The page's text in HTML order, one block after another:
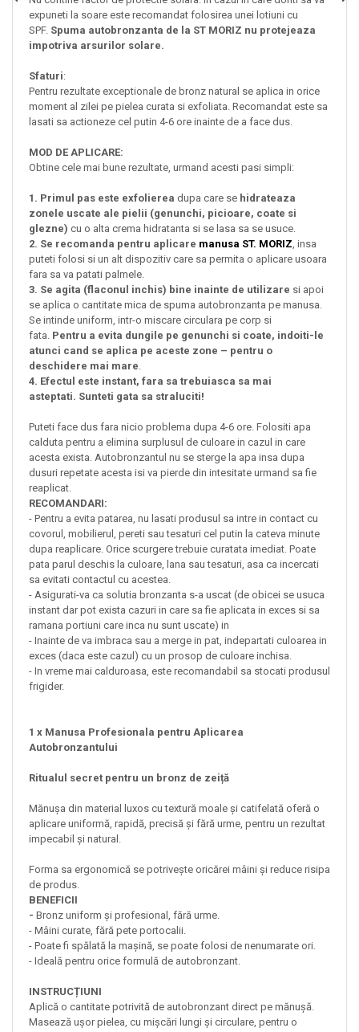
expuneti la soare este recomandat folosirea unei lotiuni cu
SPF. Spuma autobronzanta de la ST MORIZ nu protejeaza
impotriva arsurilor solare.
Sfaturi:
Pentru rezultate exceptionale de bronz natural se aplica in orice
moment al zilei pe pielea curata si exfoliata. Recomandat este sa
lasati sa actioneze cel putin 4-6 ore inainte de a face dus.
MOD DE APLICARE:
Obtine cele mai bune rezultate, urmand acesti pasi simpli:
1. Primul pas este exfolierea dupa care se hidrateaza
zonele uscate ale pielii (genunchi, picioare, coate si
glezne) cu o alta crema hidratanta si se lasa sa se usuce.
2. Se recomanda pentru aplicare manusa ST. MORIZ, insa
puteti folosi si un alt dispozitiv care sa permita o aplicare usoara
fara sa va patati palmele.
3. Se agita (flaconul inchis) bine inainte de utilizare si apoi
se aplica o cantitate mica de spuma autobronzanta pe manusa.
Se intinde uniform, intr-o miscare circulara pe corp si
fata. Pentru a evita dungile pe genunchi si coate, indoiti-le
atunci cand se aplica pe aceste zone – pentru o
deschidere mai mare.
4. Efectul este instant, fara sa trebuiasca sa mai
asteptati. Sunteti gata sa straluciti!
Puteti face dus fara nicio problema dupa 4-6 ore. Folositi apa
calduta pentru a elimina surplusul de culoare in cazul in care
acesta exista. Autobronzantul nu se sterge la apa insa dupa
dusuri repetate acesta isi va pierde din intesitate urmand sa fie
reaplicat.
RECOMANDARI:
- Pentru a evita patarea, nu lasati produsul sa intre in contact cu
covorul, mobilierul, pereti sau tesaturi cel putin la cateva minute
dupa reaplicare. Orice scurgere trebuie curatata imediat. Poate
pata parul deschis la culoare, lana sau tesaturi, asa ca incercati
sa evitati contactul cu acestea.
- Asigurati-va ca solutia bronzanta s-a uscat (de obicei se usuca
instant dar pot exista cazuri in care sa fie aplicata in exces si sa
ramana portiuni care inca nu sunt uscate) in
- Inainte de va imbraca sau a merge in pat, indepartati culoarea in
exces (daca este cazul) cu un prosop de culoare inchisa.
- In vreme mai calduroasa, este recomandabil sa stocati produsul
frigider.
1 x Manusa Profesionala pentru Aplicarea
Autobronzantului
Ritualul secret pentru un bronz de zeiță
Mănușa din material luxos cu textură moale și catifelată oferă o
aplicare uniformă, rapidă, precisă și fără urme, pentru un rezultat
impecabil și natural.
Forma sa ergonomică se potrivește oricărei mâini și reduce risipa
de produs.
BENEFICII
- Bronz uniform și profesional, fără urme.
- Mâini curate, fără pete portocalii.
- Poate fi spălată la mașină, se poate folosi de nenumarate ori.
- Ideală pentru orice formulă de autobronzant.
INSTRUCȚIUNI
Aplică o cantitate potrivită de autobronzant direct pe mănușă.
Masează ușor pielea, cu mișcări lungi și circulare, pentru o